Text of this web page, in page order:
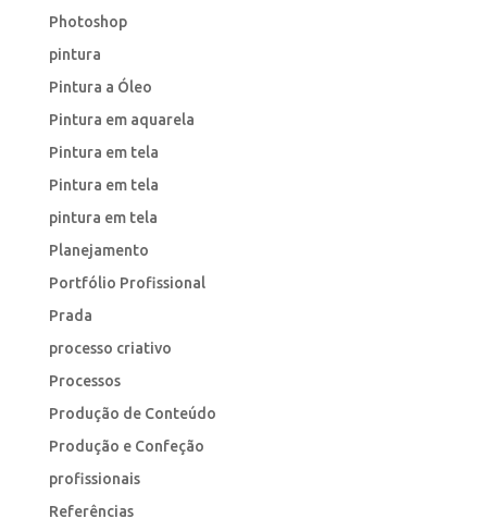
Photoshop
pintura
Pintura a Óleo
Pintura em aquarela
Pintura em tela
Pintura em tela
pintura em tela
Planejamento
Portfólio Profissional
Prada
processo criativo
Processos
Produção de Conteúdo
Produção e Confeção
profissionais
Referências